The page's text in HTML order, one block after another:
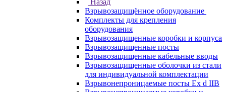
Назад
Взрывозащищённое оборудование
Комплекты для крепления
оборудования
Взрывозащищенные коробки и корпуса
Взрывозащищенные посты
Взрывозащищенные кабельные вводы
Взрывозащищенные оболочки из стали
для индивидуальной комплектации
Взрывонепроницаемые посты Ex d IIB